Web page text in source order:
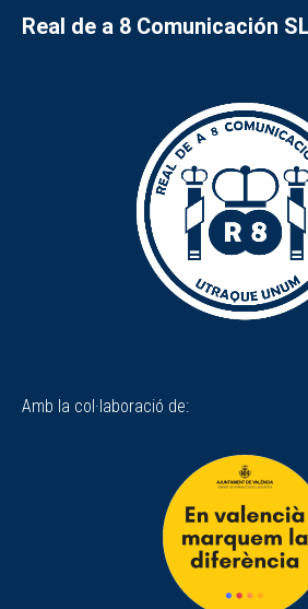
Real de a 8 Comunicación SL
Amb la col·laboració de: